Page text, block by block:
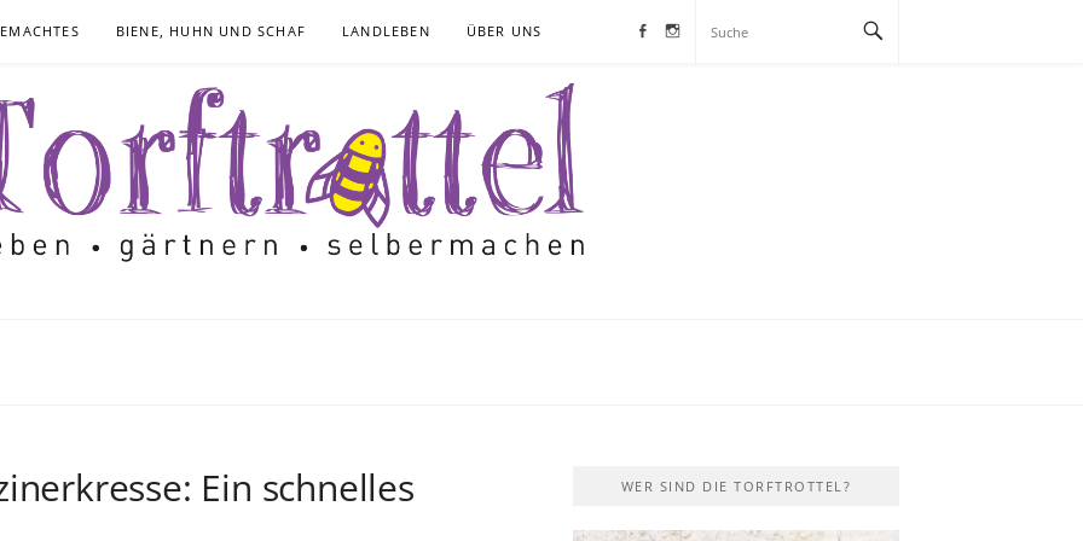
BIENE, HUHN UND SCHAF LANDLEBEN ÜBER UNS Facebook
Instagram
Ein schnelles
WER SIND DIE TORFTROTTEL?